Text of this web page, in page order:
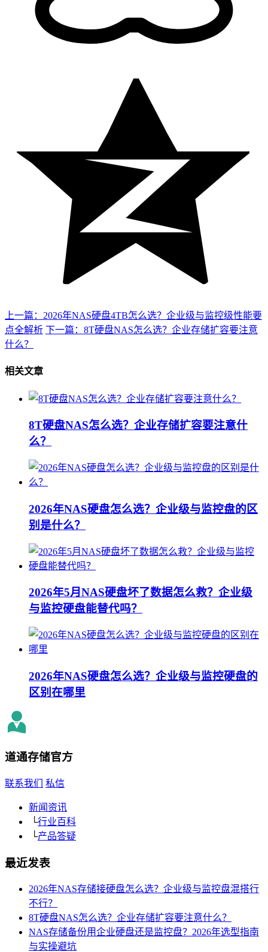
上一篇：2026年NAS硬盘4TB怎么选？企业级与监控级性能要
点全解析 下一篇：8T硬盘NAS怎么选？企业存储扩容要注意
什么？
相关文章
8T硬盘NAS怎么选？企业存储扩容要注意什
么？
2026年NAS硬盘怎么选？企业级与监控盘的区
别是什么？
2026年5月NAS硬盘坏了数据怎么救？企业级
与监控硬盘能替代吗？
2026年NAS硬盘怎么选？企业级与监控硬盘的
区别在哪里
道通存储官方
联系我们 私信
新闻资讯
└行业百科
└产品答疑
最近发表
2026年NAS存储接硬盘怎么选？企业级与监控盘混搭行
不行？
8T硬盘NAS怎么选？企业存储扩容要注意什么？
NAS存储备份用企业硬盘还是监控盘？2026年选型指南
与实操避坑